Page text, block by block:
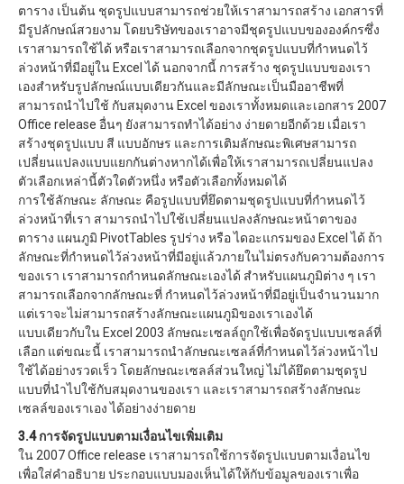
ตาราง เป็นต้น ชุดรูปแบบสามารถช่วยให้เราสามารถสร้าง เอกสารที่
มีรูปลักษณ์สวยงาม โดยบริษัทของเราอาจมีชุดรูปแบบขององค์กรซึ่ง
เราสามารถใช้ได้ หรือเราสามารถเลือกจากชุดรูปแบบที่กำหนดไว้
ล่วงหน้าที่มีอยู่ใน Excel ได้ นอกจากนี้ การสร้าง ชุดรูปแบบของเรา
เองสำหรับรูปลักษณ์แบบเดียวกันและมีลักษณะเป็นมืออาชีพที่
สามารถนำไปใช้ กับสมุดงาน Excel ของเราทั้งหมดและเอกสาร 2007
Office release อื่นๆ ยังสามารถทำได้อย่าง ง่ายดายอีกด้วย เมื่อเรา
สร้างชุดรูปแบบ สี แบบอักษร และการเติมลักษณะพิเศษสามารถ
เปลี่ยนแปลงแบบแยกกันต่างหากได้เพื่อให้เราสามารถเปลี่ยนแปลง
ตัวเลือกเหล่านี้ตัวใดตัวหนึ่ง หรือตัวเลือกทั้งหมดได้
การใช้ลักษณะ ลักษณะ คือรูปแบบที่ยึดตามชุดรูปแบบที่กำหนดไว้
ล่วงหน้าที่เรา สามารถนำไปใช้เปลี่ยนแปลงลักษณะหน้าตาของ
ตาราง แผนภูมิ PivotTables รูปร่าง หรือ ไดอะแกรมของ Excel ได้ ถ้า
ลักษณะที่กำหนดไว้ล่วงหน้าที่มีอยู่แล้วภายในไม่ตรงกับความต้องการ
ของเรา เราสามารถกำหนดลักษณะเองได้ สำหรับแผนภูมิต่าง ๆ เรา
สามารถเลือกจากลักษณะที่ กำหนดไว้ล่วงหน้าที่มีอยู่เป็นจำนวนมาก
แต่เราจะไม่สามารถสร้างลักษณะแผนภูมิของเราเองได้
แบบเดียวกับใน Excel 2003 ลักษณะเซลล์ถูกใช้เพื่อจัดรูปแบบเซลล์ที่
เลือก แต่ขณะนี้ เราสามารถนำลักษณะเซลล์ที่กำหนดไว้ล่วงหน้าไป
ใช้ได้อย่างรวดเร็ว โดยลักษณะเซลล์ส่วนใหญ่ ไม่ได้ยึดตามชุดรูป
แบบที่นำไปใช้กับสมุดงานของเรา และเราสามารถสร้างลักษณะ
เซลล์ของเราเอง ได้อย่างง่ายดาย
3.4 การจัดรูปแบบตามเงื่อนไขเพิ่มเติม
ใน 2007 Office release เราสามารถใช้การจัดรูปแบบตามเงื่อนไข
เพื่อใส่คำอธิบาย ประกอบแบบมองเห็นได้ให้กับข้อมูลของเราเพื่อ